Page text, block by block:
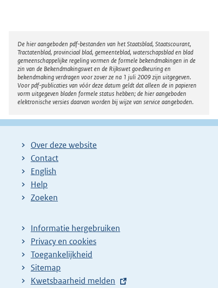
Disclaimer
De hier aangeboden pdf-bestanden van het Staatsblad, Staatscourant,
Tractatenblad, provinciaal blad, gemeenteblad, waterschapsblad en blad
gemeenschappelijke regeling vormen de formele bekendmakingen in de
zin van de Bekendmakingswet en de Rijkswet goedkeuring en
bekendmaking verdragen voor zover ze na 1 juli 2009 zijn uitgegeven.
Voor pdf-publicaties van vóór deze datum geldt dat alleen de in papieren
vorm uitgegeven bladen formele status hebben; de hier aangeboden
elektronische versies daarvan worden bij wijze van service aangeboden.
Over deze website
Contact
English
Help
Zoeken
Informatie hergebruiken
Privacy en cookies
Toegankelijkheid
Sitemap
E
Kwetsbaarheid melden